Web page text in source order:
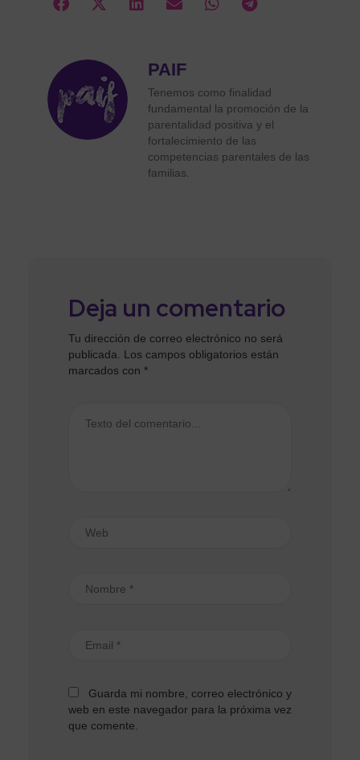
PAIF
Tenemos como finalidad
fundamental la promoción de la
parentalidad positiva y el
fortalecimiento de las
competencias parentales de las
familias.
Deja un comentario
Tu dirección de correo electrónico no será
publicada.
Los campos obligatorios están
marcados con *
Guarda mi nombre, correo electrónico y
web en este navegador para la próxima vez
que comente.